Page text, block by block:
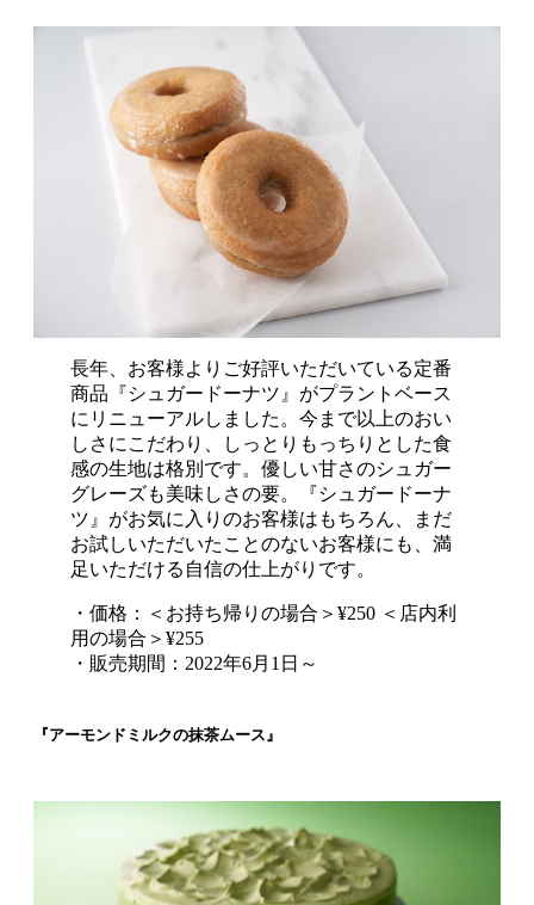
長年、お客様よりご好評いただいている定番
商品『シュガードーナツ』がプラントベース
にリニューアルしました。今まで以上のおい
しさにこだわり、しっとりもっちりとした食
感の生地は格別です。優しい甘さのシュガー
グレーズも美味しさの要。『シュガードーナ
ツ』がお気に入りのお客様はもちろん、まだ
お試しいただいたことのないお客様にも、満
足いただける自信の仕上がりです。
・価格：＜お持ち帰りの場合＞¥250 ＜店内利
用の場合＞¥255
・販売期間：2022年6月1日～
『アーモンドミルクの抹茶ムース』